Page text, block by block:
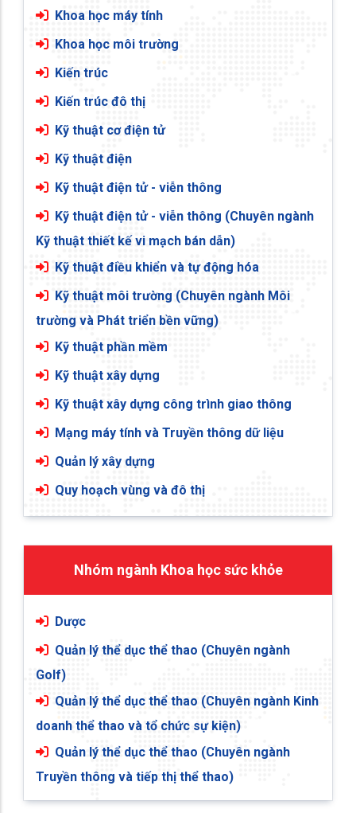
Khoa học máy tính
Khoa học môi trường
Kiến trúc
Kiến trúc đô thị
Kỹ thuật cơ điện tử
Kỹ thuật điện
Kỹ thuật điện tử - viễn thông
Kỹ thuật điện tử - viễn thông (Chuyên ngành
Kỹ thuật thiết kế vi mạch bán dẫn)
Kỹ thuật điều khiển và tự động hóa
Kỹ thuật môi trường (Chuyên ngành Môi
trường và Phát triển bền vững)
Kỹ thuật phần mềm
Kỹ thuật xây dựng
Kỹ thuật xây dựng công trình giao thông
Mạng máy tính và Truyền thông dữ liệu
Quản lý xây dựng
Quy hoạch vùng và đô thị
Nhóm ngành Khoa học sức khỏe
Dược
Quản lý thể dục thể thao (Chuyên ngành
Golf)
Quản lý thể dục thể thao (Chuyên ngành Kinh
doanh thể thao và tổ chức sự kiện)
Quản lý thể dục thể thao (Chuyên ngành
Truyền thông và tiếp thị thể thao)